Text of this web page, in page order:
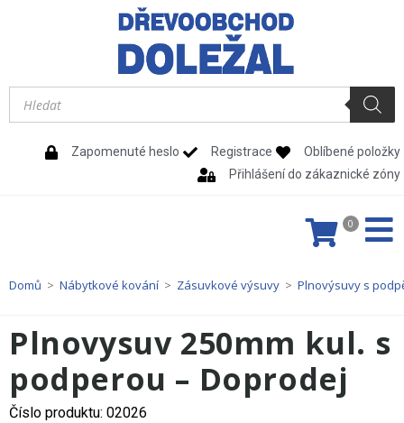
Zapomenuté heslo Registrace
Oblíbené položky
Přihlášení do zákaznické zóny
0
Domů > Nábytkové kování > Zásuvkové výsuvy > Plnovýsuvy s
Plnovysuv 250mm kul. s
podperou – Doprodej
Číslo produktu: 02026